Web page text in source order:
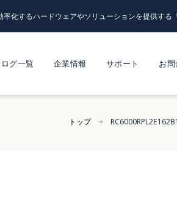
化するハードウェアやソリューションを提供する
グ一覧 企業情報 サポート お
トップ